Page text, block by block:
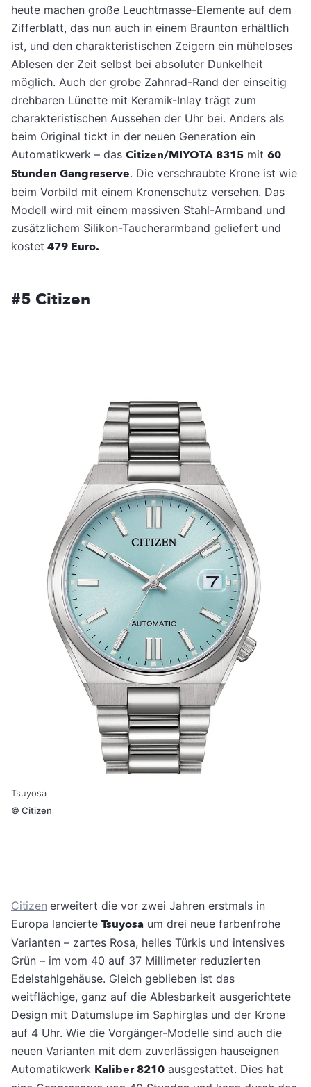
heute machen große Leuchtmasse-Elemente auf dem
Zifferblatt, das nun auch in einem Braunton erhältlich
ist, und den charakteristischen Zeigern ein müheloses
Ablesen der Zeit selbst bei absoluter Dunkelheit
möglich. Auch der grobe Zahnrad-Rand der einseitig
drehbaren Lünette mit Keramik-Inlay trägt zum
charakteristischen Aussehen der Uhr bei. Anders als
beim Original tickt in der neuen Generation ein
Automatikwerk – das Citizen/MIYOTA 8315 mit 60
Stunden Gangreserve. Die verschraubte Krone ist wie
beim Vorbild mit einem Kronenschutz versehen. Das
Modell wird mit einem massiven Stahl-Armband und
zusätzlichem Silikon-Taucherarmband geliefert und
kostet 479 Euro.
#5 Citizen
Tsuyosa
© Citizen
Citizen erweitert die vor zwei Jahren erstmals in
Europa lancierte Tsuyosa um drei neue farbenfrohe
Varianten – zartes Rosa, helles Türkis und intensives
Grün – im vom 40 auf 37 Millimeter reduzierten
Edelstahlgehäuse. Gleich geblieben ist das
weitflächige, ganz auf die Ablesbarkeit ausgerichtete
Design mit Datumslupe im Saphirglas und der Krone
auf 4 Uhr. Wie die Vorgänger-Modelle sind auch die
neuen Varianten mit dem zuverlässigen hauseignen
Automatikwerk Kaliber 8210 ausgestattet. Dies hat